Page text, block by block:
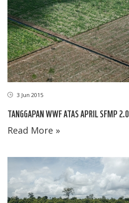
3 Jun 2015
TANGGAPAN WWF ATAS APRIL SFMP 2.0
Read More »